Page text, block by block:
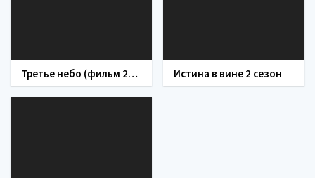
Третье небо (фильм 2007) Истина в вине 2 сезон